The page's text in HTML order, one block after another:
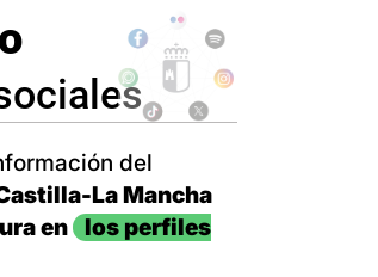
del
La Mancha
en
los perfiles